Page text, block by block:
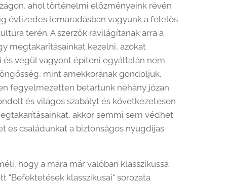
ahol történelmi előzményeink révén
évtizedes lemaradásban vagyunk a felelős
terén. A szerzők rávilágítanak arra a
megtakarításainkat kezelni, azokat
és végül vagyont építeni egyáltalán nem
mint amekkorának gondoljuk.
fegyelmezetten betartunk néhány józan
és világos szabályt és következetesen
akkor semmi sem védhet
és családunkat a biztonságos nyugdíjas
hogy a mára már valóban klasszikussá
"Befektetések klasszikusai" sorozata